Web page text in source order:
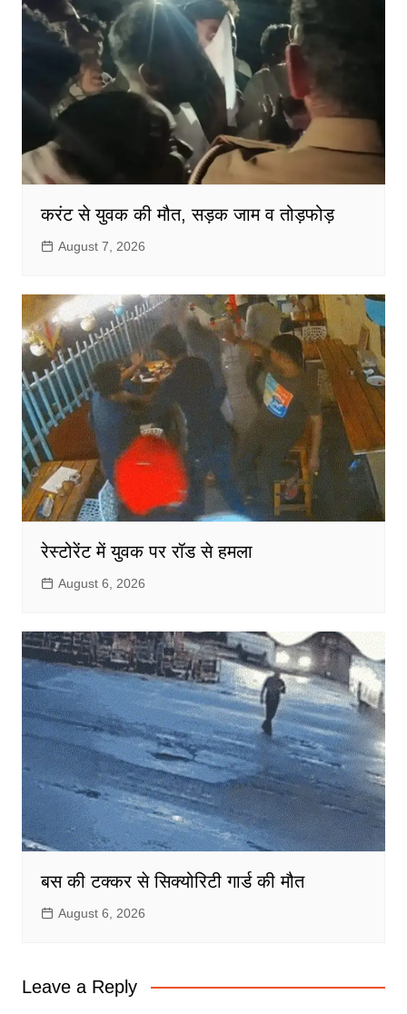
करंट से युवक की मौत, सड़क जाम व तोड़फोड़
August 7, 2026
रेस्टोरेंट में युवक पर रॉड से हमला
August 6, 2026
बस की टक्कर से सिक्योरिटी गार्ड की मौत
August 6, 2026
Leave a Reply